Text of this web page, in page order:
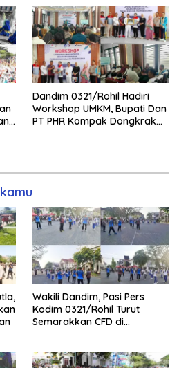
Dandim 0321/Rohil Hadiri
Workshop UMKM, Bupati Dan
PT PHR Kompak Dongkrak
Wakili Dandim, Pasi Pers
Kodim 0321/Rohil Turut
Semarakkan CFD di